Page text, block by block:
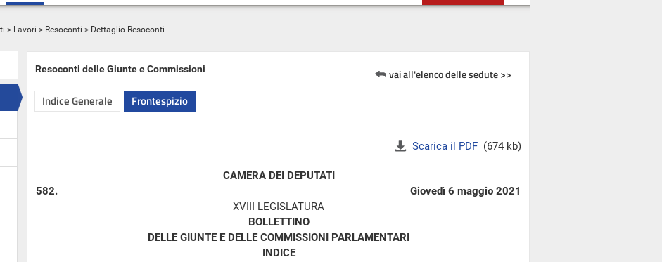
> Lavori > Resoconti > Dettaglio Resoconti
Resoconti delle Giunte e Commissioni vai all'elenco delle sedute >>
Indice Generale Frontespizio
Scarica il PDF (674 kb)
CAMERA DEI DEPUTATI
582.
Giovedì 6 maggio 2021
XVIII LEGISLATURA
BOLLETTINO
DELLE GIUNTE E DELLE COMMISSIONI PARLAMENTARI
INDICE